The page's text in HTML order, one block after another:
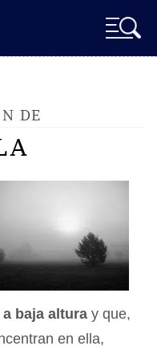
DE
baja altura y que,
en ella,